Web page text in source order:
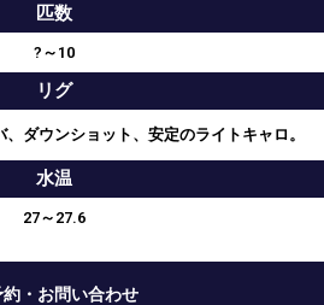
匹数
?～10
リグ
ダウンショット、安定のライトキャロ。
水温
27～27.6
約・お問い合わせ